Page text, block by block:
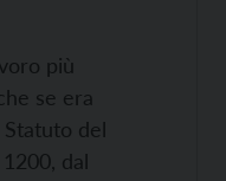
più
se era
del
dal